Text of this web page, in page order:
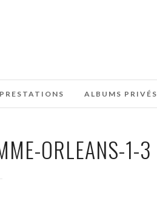
PRESTATIONS ALBUMS PRIVÉS
ORLEANS-1-3